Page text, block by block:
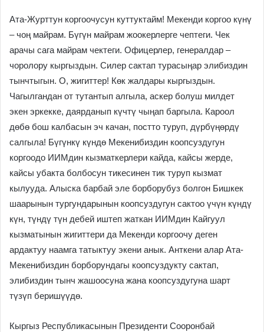
Ата-Журттун коргоочусун куттуктайм! Мекенди коргоо күнү
– чоң майрам. Бүгүн майрам жоокерлерге чептеги. Чек
арачы сага майрам чектеги. Офицерлер, генералдар –
чоролору кыргыздын. Силер сактап турасыңар элибиздин
тынчтыгын. О, жигиттер! Көк жалдары кыргыздын.
Чагылгандан от тутантып алгыла, аскер болуш милдет
экен эркекке, даярданып күчтү чыңап баргыла. Кароол
дөбө бош калбасын эч качан, постто туруп, дүрбүңөрдү
салгыла! Бүгүнкү күндө Мекенибиздин коопсуздугун
коргоодо ИИМдин кызматкерлери кайда, кайсы жерде,
кайсы убакта болбосун тикесинен тик туруп кызмат
кылууда. Алыска барбай эле борборубуз болгон Бишкек
шаарынын тургундарынын коопсуздугун сактоо үчүн күндү
күн, түндү түн дебей иштеп жаткан ИИМдин Кайгуул
кызматынын жигиттери да Мекенди коргоочу деген
ардактуу наамга татыктуу экени анык. Анткени алар Ата-
Мекенибиздин борборундагы коопсуздукту сактап,
элибиздин тынч жашоосуна жана коопсуздугуна шарт
түзүп беришүүдө.
Кыргыз Республикасынын Президенти Сооронбай